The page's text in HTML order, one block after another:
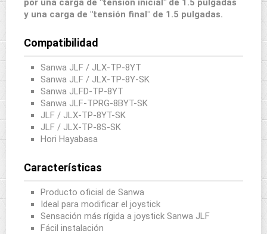
por una carga de "tensión inicial" de 1.5 pulgadas
y una carga de "tensión final" de 1.5 pulgadas.
Compatibilidad
Sanwa JLF / JLX-TP-8YT
Sanwa JLF / JLX-TP-8Y-SK
Sanwa JLFD-TP-8YT
Sanwa JLF-TPRG-8BYT-SK
JLF / JLX-TP-8YT-SK
JLF / JLX-TP-8S-SK
Hori Hayabasa
Características
Producto oficial de Sanwa
Ideal para modificar el joystick
Sensación más rígida a joystick Sanwa JLF
Fácil instalación